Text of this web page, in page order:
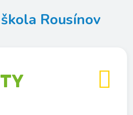
Rousínov
